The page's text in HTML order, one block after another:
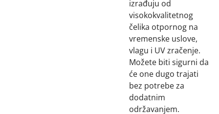
izrađuju od
visokokvalitetnog
čelika otpornog na
vremenske uslove,
vlagu i UV zračenje.
Možete biti sigurni da
će one dugo trajati
bez potrebe za
dodatnim
održavanjem.